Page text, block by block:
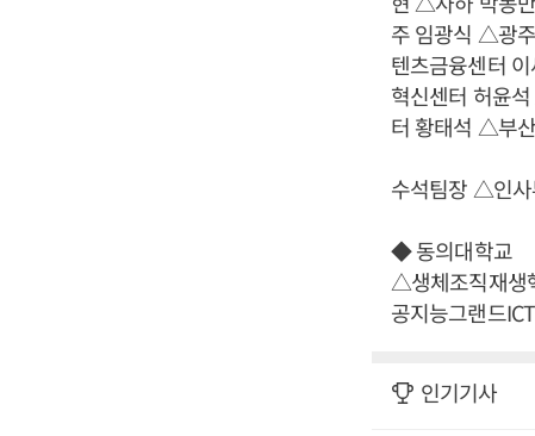
주 임광식 △광
텐츠금융센터
혁신센터 허윤
터 황태석 △부
수석팀장 △인
◆ 동의대학교
△생체조직재생
공지능그랜드
인기기사